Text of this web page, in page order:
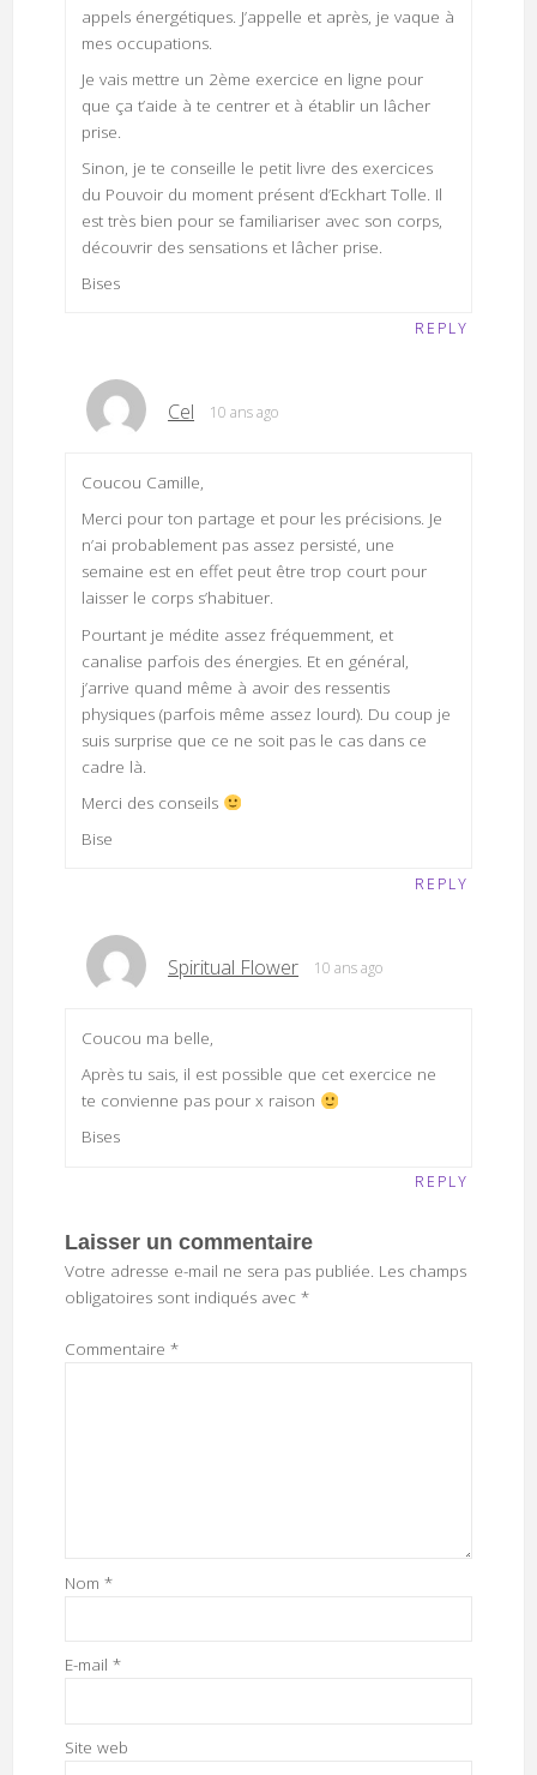
appels énergétiques. J’appelle et après, je vaque à
mes occupations.
Je vais mettre un 2ème exercice en ligne pour
que ça t’aide à te centrer et à établir un lâcher
prise.
Sinon, je te conseille le petit livre des exercices
du Pouvoir du moment présent d’Eckhart Tolle. Il
est très bien pour se familiariser avec son corps,
découvrir des sensations et lâcher prise.
Bises
REPLY
Cel 10 ans ago
Coucou Camille,
Merci pour ton partage et pour les précisions. Je
n’ai probablement pas assez persisté, une
semaine est en effet peut être trop court pour
laisser le corps s’habituer.
Pourtant je médite assez fréquemment, et
canalise parfois des énergies. Et en général,
j’arrive quand même à avoir des ressentis
physiques (parfois même assez lourd). Du coup je
suis surprise que ce ne soit pas le cas dans ce
cadre là.
Merci des conseils
Bise
REPLY
Spiritual Flower 10 ans ago
Coucou ma belle,
Après tu sais, il est possible que cet exercice ne
te convienne pas pour x raison
Bises
REPLY
Laisser un commentaire
Votre adresse e-mail ne sera pas publiée. Les champs
obligatoires sont indiqués avec *
Commentaire *
Nom *
E-mail *
Site web